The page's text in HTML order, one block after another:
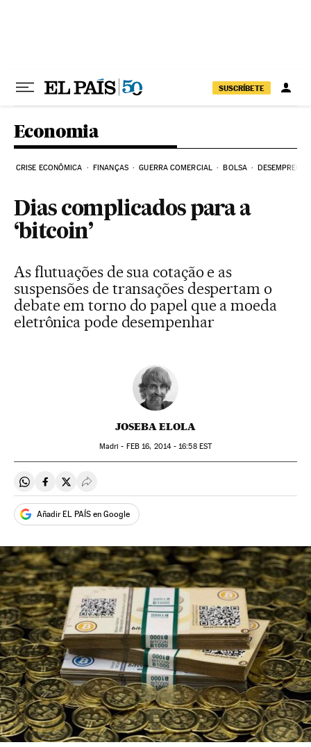
SUSCRÍBETE
Economia
CRISE ECONÔMICA FINANÇAS GUERRA COMERCIAL BOLSA DESEMPREGO
Dias complicados para a
‘bitcoin’
As flutuações de sua cotação e as
suspensões de transações despertam o
debate em torno do papel que a moeda
eletrônica pode desempenhar
JOSEBA ELOLA
Madri - FEB 16, 2014 - 16:58EST
Compartir en Whatsapp
Compartir en Facebook
Compartir en Twitter
Desplegar Redes Sociales
Añadir EL PAÍS en Google